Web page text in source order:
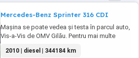
Mercedes-Benz Sprinter 316 CDI
Mașina se poate vedea și testa în parcul auto,
Vis-a-Vis de OMV Gilău. Pentru mai multe
vânzătorul telefonic la numerele: 0741 133
2010 | diesel | 344184 km